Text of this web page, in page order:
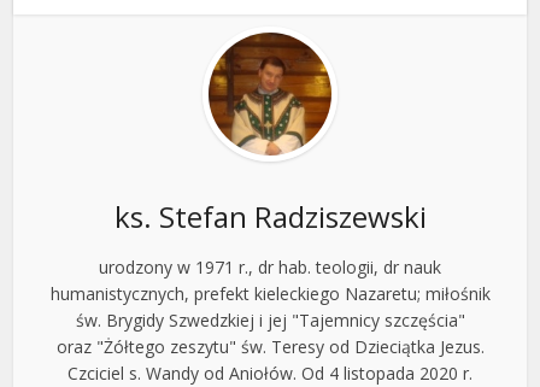
ks. Stefan Radziszewski
urodzony w 1971 r., dr hab. teologii, dr nauk
humanistycznych, prefekt kieleckiego Nazaretu; miłośnik
św. Brygidy Szwedzkiej i jej "Tajemnicy szczęścia"
oraz "Żółtego zeszytu" św. Teresy od Dzieciątka Jezus.
Czciciel s. Wandy od Aniołów. Od 4 listopada 2020 r.